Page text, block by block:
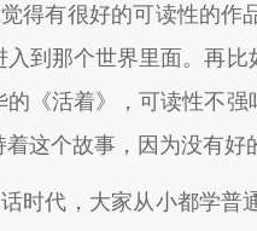
得有很好的可读性的
到那个世界里面。再
的《活着》，可读性不
这个故事，因为没有
时代，大家从小都学普